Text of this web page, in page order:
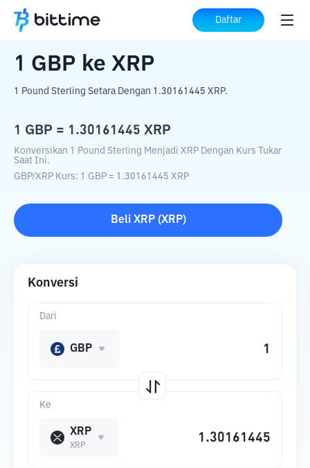
Daftar
Beranda Konverter Kripto ke XRP
1 GBP ke XRP
1 Pound Sterling Setara Dengan 1.30161445 XRP.
1 GBP = 1.30161445 XRP
Konversikan 1 Pound Sterling Menjadi XRP Dengan Kurs Tukar
Saat Ini.
GBP/XRP Kurs: 1 GBP = 1.30161445 XRP
Beli XRP(XRP)
Konversi
Ke
XRP
XRP
Dari
GBP